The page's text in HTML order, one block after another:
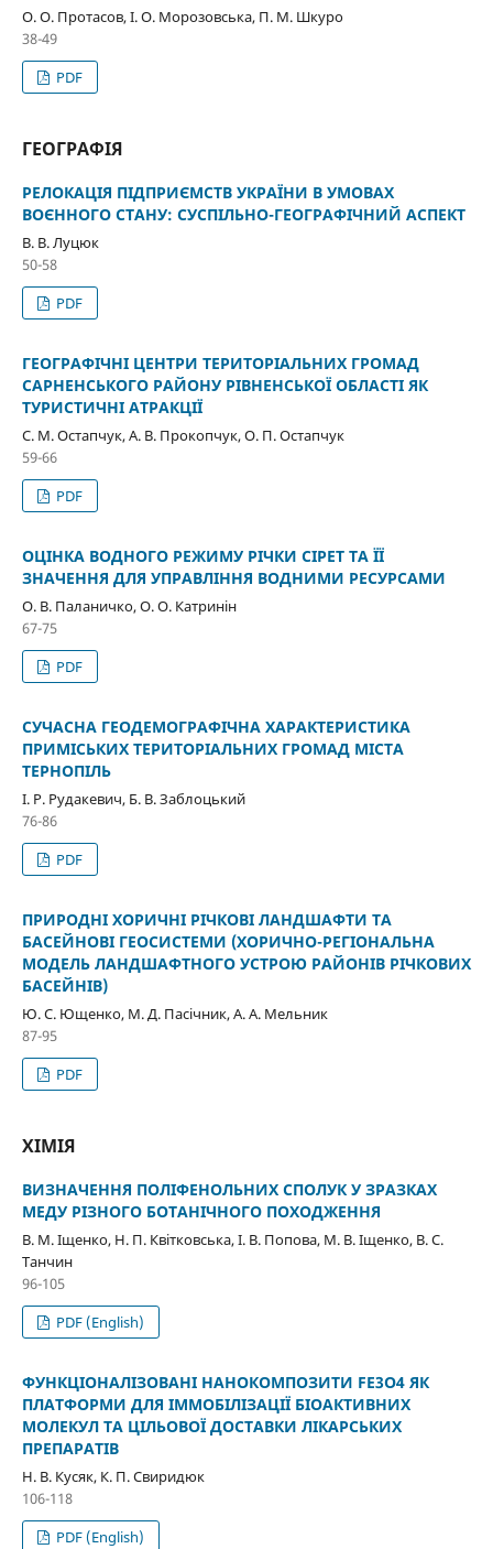
О. О. Протасов, І. О. Морозовська, П. М. Шкуро
38-49
PDF
ГЕОГРАФІЯ
РЕЛОКАЦІЯ ПІДПРИЄМСТВ УКРАЇНИ В УМОВАХ
ВОЄННОГО СТАНУ: СУСПІЛЬНО-ГЕОГРАФІЧНИЙ АСПЕКТ
В. В. Луцюк
50-58
PDF
ГЕОГРАФІЧНІ ЦЕНТРИ ТЕРИТОРІАЛЬНИХ ГРОМАД
САРНЕНСЬКОГО РАЙОНУ РІВНЕНСЬКОЇ ОБЛАСТІ ЯК
ТУРИСТИЧНІ АТРАКЦІЇ
С. М. Остапчук, А. В. Прокопчук, О. П. Остапчук
59-66
PDF
ОЦІНКА ВОДНОГО РЕЖИМУ РІЧКИ СІРЕТ ТА ЇЇ
ЗНАЧЕННЯ ДЛЯ УПРАВЛІННЯ ВОДНИМИ РЕСУРСАМИ
О. В. Паланичко, О. О. Катринін
67-75
PDF
СУЧАСНА ГЕОДЕМОГРАФІЧНА ХАРАКТЕРИСТИКА
ПРИМІСЬКИХ ТЕРИТОРІАЛЬНИХ ГРОМАД МІСТА
ТЕРНОПІЛЬ
І. Р. Рудакевич, Б. В. Заблоцький
76-86
PDF
ПРИРОДНІ ХОРИЧНІ РІЧКОВІ ЛАНДШАФТИ ТА
БАСЕЙНОВІ ГЕОСИСТЕМИ (ХОРИЧНО-РЕГІОНАЛЬНА
МОДЕЛЬ ЛАНДШАФТНОГО УСТРОЮ РАЙОНІВ РІЧКОВИХ
БАСЕЙНІВ)
Ю. С. Ющенко, М. Д. Пасічник, А. А. Мельник
87-95
PDF
ХІМІЯ
ВИЗНАЧЕННЯ ПОЛІФЕНОЛЬНИХ СПОЛУК У ЗРАЗКАХ
МЕДУ РІЗНОГО БОТАНІЧНОГО ПОХОДЖЕННЯ
В. М. Іщенко, Н. П. Квітковська, І. В. Попова, М. В. Іщенко, В. С.
Танчин
96-105
PDF (English)
ФУНКЦІОНАЛІЗОВАНІ НАНОКОМПОЗИТИ FE3O4 ЯК
ПЛАТФОРМИ ДЛЯ ІММОБІЛІЗАЦІЇ БІОАКТИВНИХ
МОЛЕКУЛ ТА ЦІЛЬОВОЇ ДОСТАВКИ ЛІКАРСЬКИХ
ПРЕПАРАТІВ
Н. В. Кусяк, К. П. Свиридюк
106-118
PDF (English)